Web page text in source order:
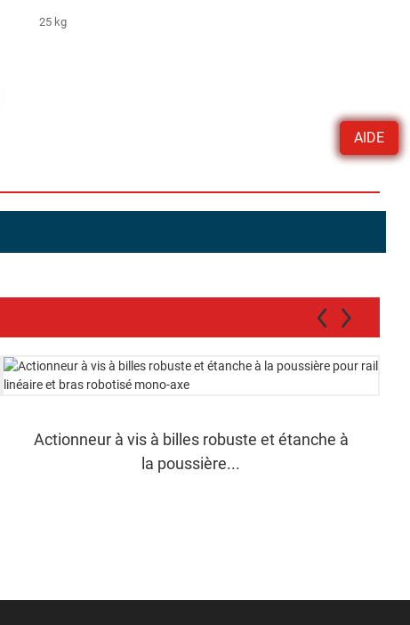
AIDE
25 kg
Actionneur à vis à billes robuste et étanche à
la poussière...